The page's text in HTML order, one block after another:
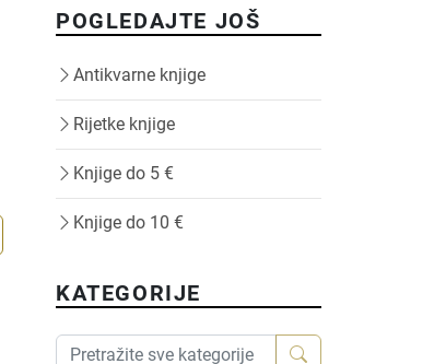
POGLEDAJTE JOŠ
Antikvarne knjige
Rijetke knjige
Knjige do 5 €
Knjige do 10 €
KATEGORIJE